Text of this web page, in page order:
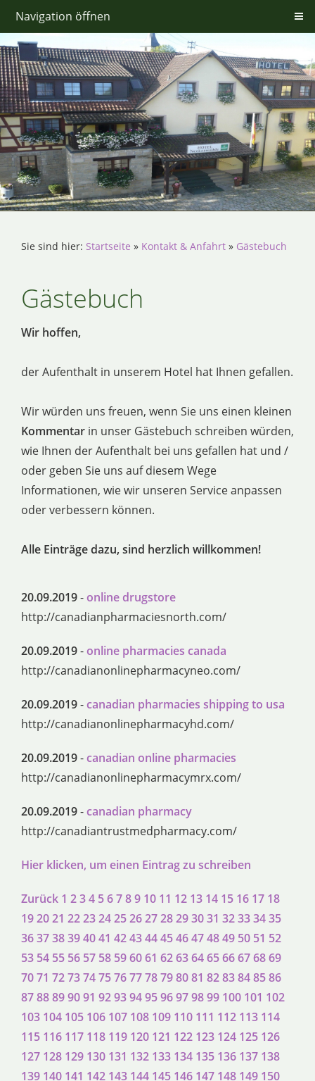
Navigation öffnen
Sie sind hier: Startseite » Kontakt & Anfahrt » Gästebuch
Gästebuch
Wir hoffen,
der Aufenthalt in unserem Hotel hat Ihnen gefallen.
Wir würden uns freuen, wenn Sie uns einen kleinen
Kommentar in unser Gästebuch schreiben würden,
wie Ihnen der Aufenthalt bei uns gefallen hat und /
oder geben Sie uns auf diesem Wege
Informationen, wie wir unseren Service anpassen
oder verbessern können.
Alle Einträge dazu, sind herzlich willkommen!
20.09.2019-online drugstore
http://canadianpharmaciesnorth.com/
20.09.2019-online pharmacies canada
http://canadianonlinepharmacyneo.com/
20.09.2019-canadian pharmacies shipping to usa
http://canadianonlinepharmacyhd.com/
20.09.2019-canadian online pharmacies
http://canadianonlinepharmacymrx.com/
20.09.2019-canadian pharmacy
http://canadiantrustmedpharmacy.com/
Hier klicken, um einen Eintrag zu schreiben
Zurück 1 234 56789 10 11 12 13 14 15 16 17 18
192021 22232425262728293031 32333435
363738394041 4243444546474849 50 51 52
53 54 55 56 57 58 596061 6263646566676869
7071 72737475767778798081 8283848586
8788899091 9293949596979899 100 101 102
103 104 105 106 107 108 109 110 111 112 113 114
115 116 117 118 119 120 121 122 123 124 125 126
127 128 129 130 131 132 133 134 135 136 137 138
139 140 141 142 143 144 145 146 147 148 149 150